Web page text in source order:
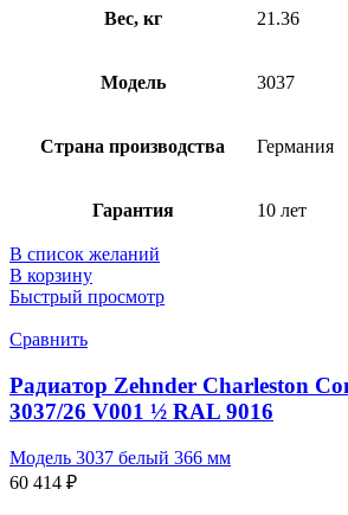
Вес, кг 21.36
Модель 3037
Страна производства Германия
Гарантия 10 лет
В список желаний
В корзину
Быстрый просмотр
Сравнить
Радиатор Zehnder Charleston
3037/26 V001 ½ RAL 9016
Модель 3037 белый 366 мм
60 414 ₽